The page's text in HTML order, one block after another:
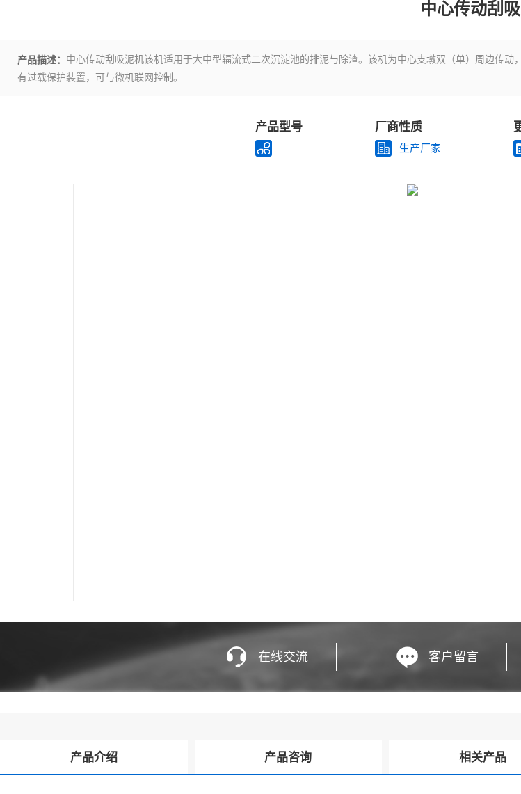
中心传动刮
产品描述： 中心传动刮吸泥机该机适用于大中型辐流式二次沉淀池的排泥与除渣。该机为中心支墩双（单）周边传
有过载保护装置，可与微机联网控制。
产品型号 厂商性质
生产厂家
在线交流 客户留言
产品介绍 产品咨询 相关产品